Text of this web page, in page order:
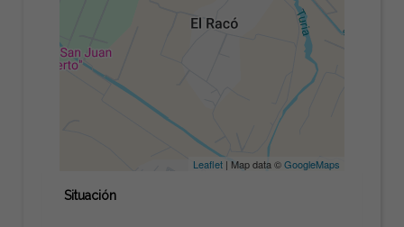
Leaflet| Map data ©GoogleMaps
Situación